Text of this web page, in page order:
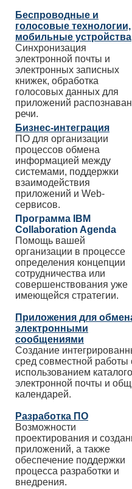
Беспроводные и
голосовые технологии,
мобильные устройства
Синхронизация
электронной почты и
электронных записных
книжек, обработка
голосовых данных для
приложений
речи.
Бизнес-интеграция
ПО для организации
процессов обмена
информацией между
системами, поддержки
взаимодействия
приложений и Web-
сервисов.
Программа IBM
Collaboration Agenda
Помощь вашей
организации в процессе
определения концепции
сотрудничества или
совершенствования уже
имеющейся стратегии.
Приложения для
электронными
сообщениями
Создание
сред совместной работы
использованием
электронной почты и
календарей.
Разработка ПО
Возможности
проектирования и
приложений, а также
обеспечение поддержки
процесса разработки и
внедрения.